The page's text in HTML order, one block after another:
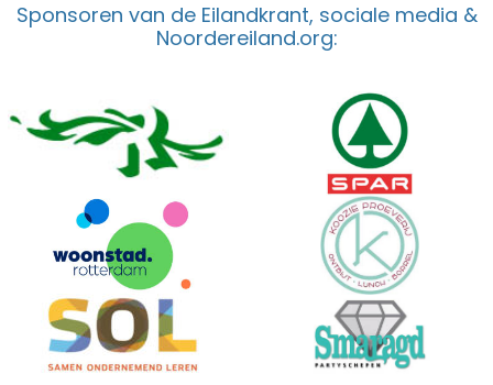
Sponsoren van de Eilandkrant, sociale media &
Noordereiland.org: